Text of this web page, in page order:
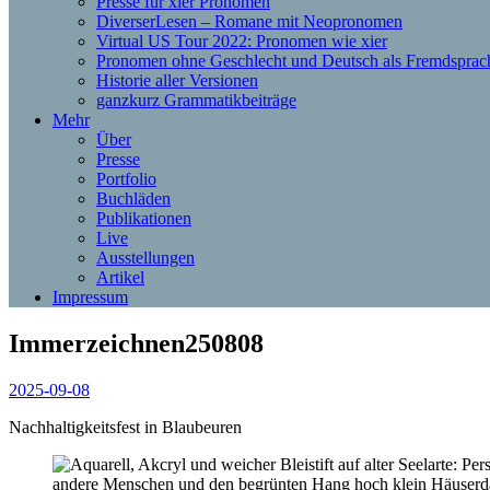
DiverserLesen – Romane mit Neopronomen
Virtual US Tour 2022: Pronomen wie xier
Pronomen ohne Geschlecht und Deutsch als
Historie aller Versionen
ganzkurz Grammatikbeiträge
Mehr
Über
Presse
Portfolio
Buchläden
Publikationen
Live
Ausstellungen
Artikel
Impressum
Immerzeichnen250808
2025-09-08
Nachhaltigkeitsfest in Blaubeuren